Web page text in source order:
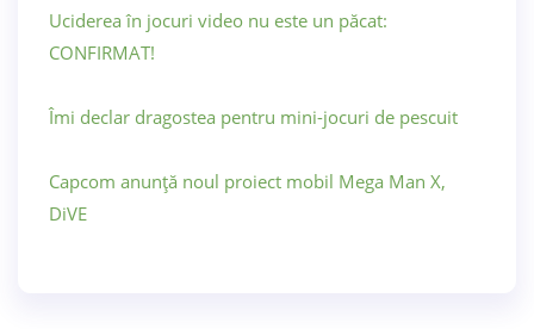
Uciderea în jocuri video nu este un păcat:
CONFIRMAT!
Îmi declar dragostea pentru mini-jocuri de pescuit
Capcom anunță noul proiect mobil Mega Man X,
DiVE